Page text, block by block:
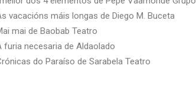
vacacións máis longas de Diego M. Buceta
mai de Baobab Teatro
furia necesaria de Aldaolado
do Paraíso de Sarabela Teatro